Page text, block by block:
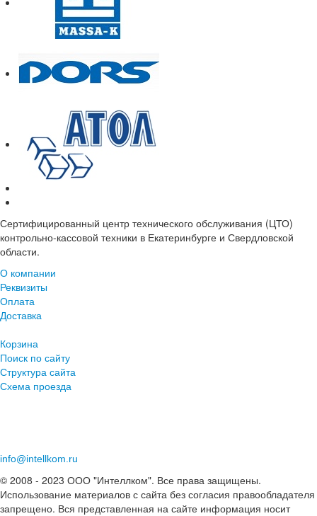
Сертифицированный центр технического обслуживания (ЦТО)
контрольно-кассовой техники в Екатеринбурге и Свердловской
области.
О компании
Реквизиты
Оплата
Доставка
Корзина
Поиск по сайту
Структура сайта
Схема проезда
info@intellkom.ru
© 2008 - 2023 ООО "Интеллком". Все права защищены.
Использование материалов с сайта без согласия правообладателя
запрещено. Вся представленная на сайте информация носит